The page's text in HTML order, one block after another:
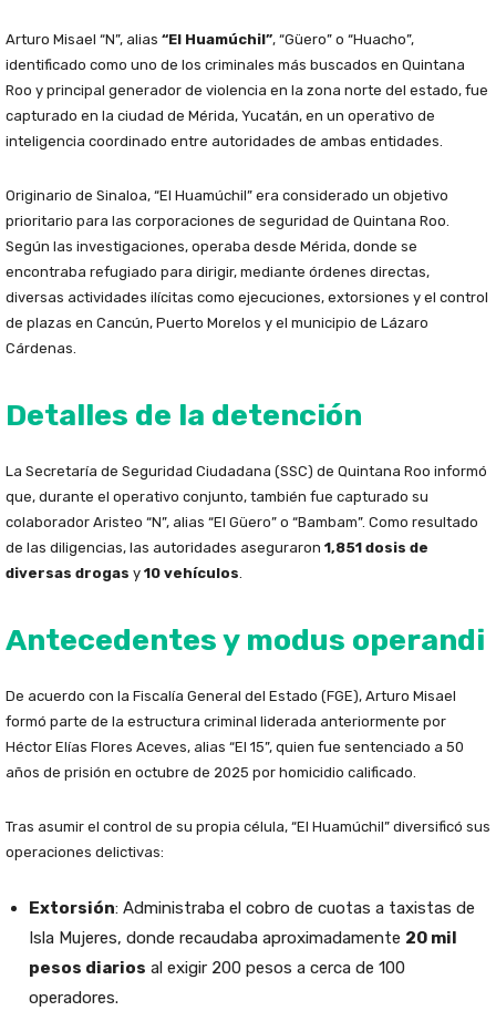
Arturo Misael “N”, alias “El Huamúchil”, “Güero” o “Huacho”,
identificado como uno de los criminales más buscados en Quintana
Roo y principal generador de violencia en la zona norte del estado, fue
capturado en la ciudad de Mérida, Yucatán, en un operativo de
inteligencia coordinado entre autoridades de ambas entidades.
Originario de Sinaloa, “El Huamúchil” era considerado un objetivo
prioritario para las corporaciones de seguridad de Quintana Roo.
Según las investigaciones, operaba desde Mérida, donde se
encontraba refugiado para dirigir, mediante órdenes directas,
diversas actividades ilícitas como ejecuciones, extorsiones y el control
de plazas en Cancún, Puerto Morelos y el municipio de Lázaro
Cárdenas.
Detalles de la detención
La Secretaría de Seguridad Ciudadana (SSC) de Quintana Roo informó
que, durante el operativo conjunto, también fue capturado su
colaborador Aristeo “N”, alias “El Güero” o “Bambam”. Como resultado
de las diligencias, las autoridades aseguraron 1,851 dosis de
diversas drogas y 10 vehículos
Antecedentes y modus operandi
De acuerdo con la Fiscalía General del Estado (FGE), Arturo Misael
formó parte de la estructura criminal liderada anteriormente por
Héctor Elías Flores Aceves, alias “El 15”, quien fue sentenciado a 50
años de prisión en octubre de 2025 por homicidio calificado.
Tras asumir el control de su propia célula, “El Huamúchil” diversificó sus
operaciones delictivas:
Extorsión: Administraba el cobro de cuotas a taxistas de
Isla Mujeres, donde recaudaba aproximadamente 20 mil
pesos diarios al exigir 200 pesos a cerca de 100
operadores.